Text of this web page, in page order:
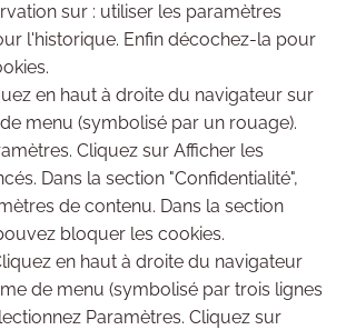
sur : utiliser les paramètres
l'historique. Enfin décochez-la pour
en haut à droite du navigateur sur
menu (symbolisé par un rouage).
Cliquez sur Afficher les
Dans la section "Confidentialité",
de contenu. Dans la section
bloquer les cookies.
en haut à droite du navigateur
de menu (symbolisé par trois lignes
Paramètres. Cliquez sur